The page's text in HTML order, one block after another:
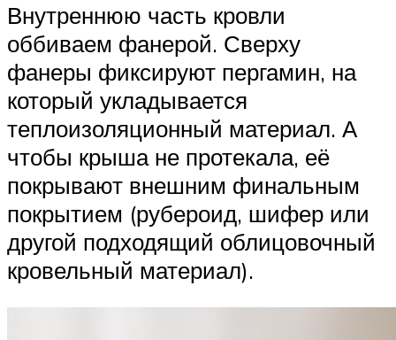
Внутреннюю часть кровли
оббиваем фанерой. Сверху
фанеры фиксируют пергамин, на
который укладывается
теплоизоляционный материал. А
чтобы крыша не протекала, её
покрывают внешним финальным
покрытием (рубероид, шифер или
другой подходящий облицовочный
кровельный материал).